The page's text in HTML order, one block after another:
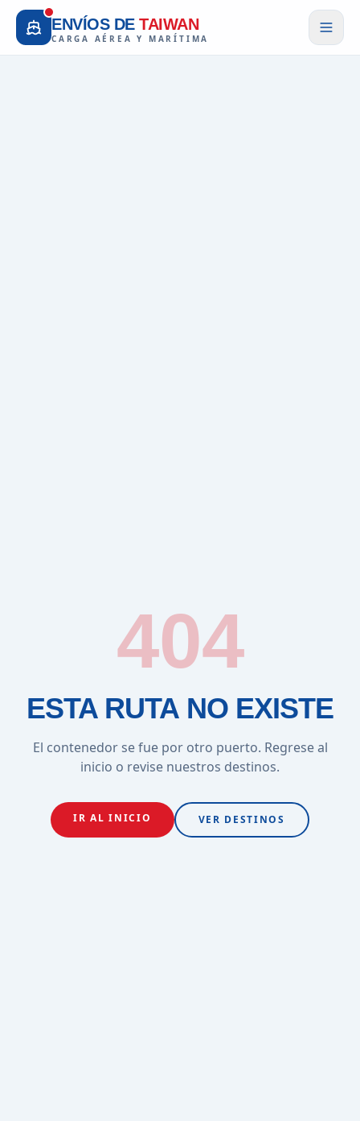
ENVÍOS DE TAIWAN
CARGA AÉREA Y MARÍTIMA
404
ESTA RUTA NO EXISTE
El contenedor se fue por otro puerto. Regrese al
inicio o revise nuestros destinos.
IR AL INICIO VER DESTINOS